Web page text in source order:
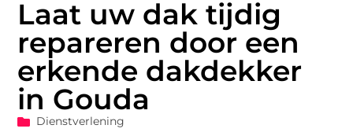
Laat uw dak tijdig
repareren door een
erkende dakdekker
in Gouda
Dienstverlening